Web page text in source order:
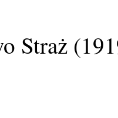
Straż